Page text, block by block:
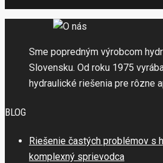
Sme popredným výrobcom
Slovensku. Od roku 1975
hydraulické riešenia pre rôzne
BLOG
Riešenie častých problémov s
komplexný sprievodca